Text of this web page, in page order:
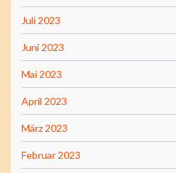
Juli 2023
Juni 2023
Mai 2023
April 2023
März 2023
Februar 2023